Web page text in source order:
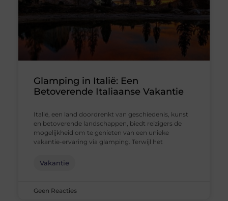
Glamping in Italië: Een
Betoverende Italiaanse Vakantie
Italië, een land doordrenkt van geschiedenis, kunst
en betoverende landschappen, biedt reizigers de
mogelijkheid om te genieten van een unieke
vakantie-ervaring via glamping. Terwijl het
Vakantie
Geen Reacties